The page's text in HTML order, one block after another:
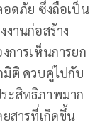
อดภัย ซึ่งถือเป็น
านก่อสร้าง
การเห็นการยก
ติ ควบคู่ไปกับ
ะสิทธิภาพมาก
สารที่เกิดขึ้น